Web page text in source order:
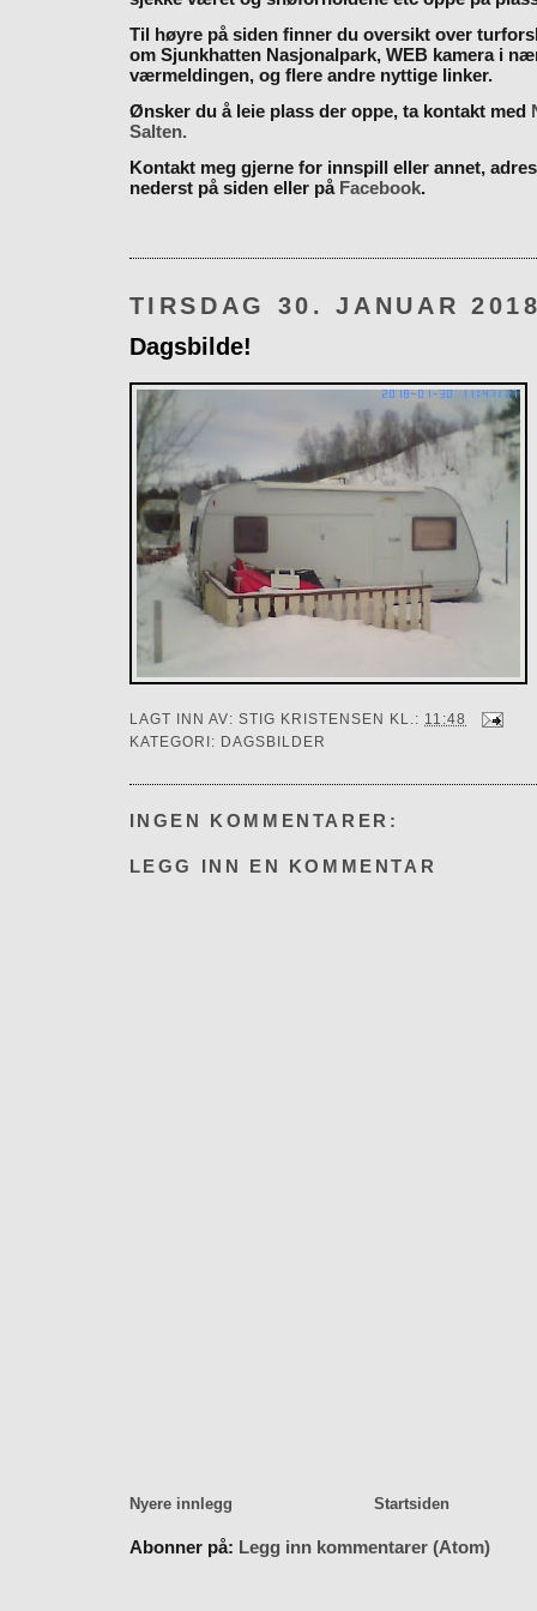
Til høyre på siden finner du oversikt over
om Sjunkhatten Nasjonalpark, WEB kamera i
værmeldingen, og flere andre nyttige linker.
Ønsker du å leie plass der oppe, ta kontakt med
Salten.
Kontakt meg gjerne for innspill eller annet,
nederst på siden eller på Facebook.
TIRSDAG 30. JANUAR
Dagsbilde!
LAGT INN AV: STIG KRISTENSEN KL.: 11:48
KATEGORI: DAGSBILDER
INGEN KOMMENTARER:
LEGG INN EN KOMMENTAR
Nyere innlegg Startsiden
Abonner på: Legg inn kommentarer (Atom)